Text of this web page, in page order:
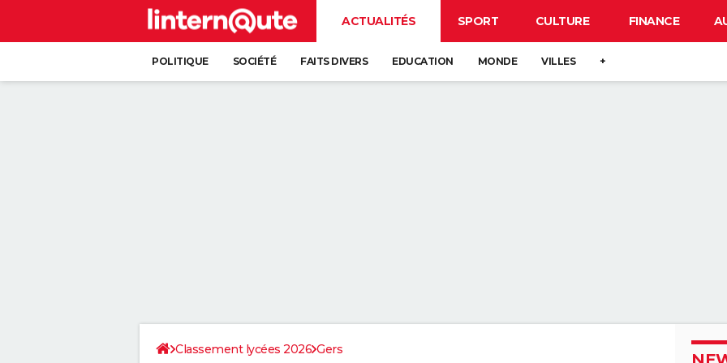
ACTUALITÉS SPORT CULTURE FINANCE
POLITIQUE SOCIÉTÉ FAITS DIVERS EDUCATION MONDE VILLES +
Classement lycées 2026 Gers